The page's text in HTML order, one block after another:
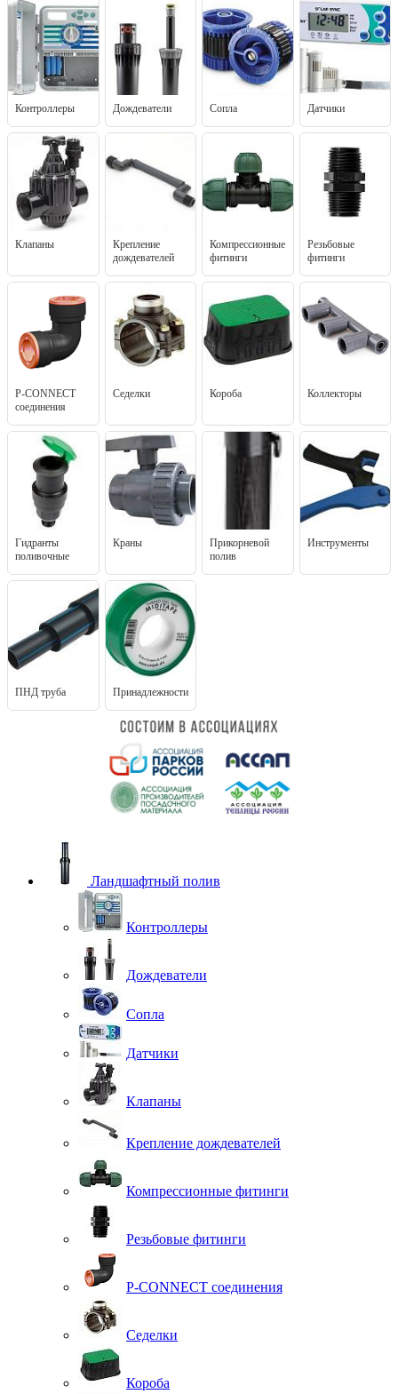
Контроллеры Дождеватели Сопла Датчики
Клапаны
Крепление
дождевателей
Компрессионные
фитинги
Резьбовые
фитинги
P-CONNECT
соединения
Седелки Короба Коллекторы
Гидранты
поливочные
Краны
Прикорневой
полив
Инструменты
ПНД труба Принадлежности
Ландшафтный полив
Контроллеры
Дождеватели
Сопла
Датчики
Клапаны
Крепление дождевателей
Компрессионные фитинги
Резьбовые фитинги
P-CONNECT соединения
Седелки
Короба